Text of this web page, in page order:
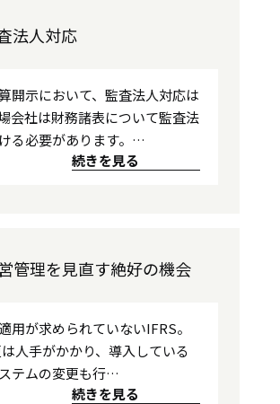
法人対応
開示において、監査法人対応は
会社は財務諸表について監査法
る必要があります。…
続きを見る
管理を見直す絶好の機会
用が求められていないIFRS。
人手がかかり、導入している
テムの変更も行…
続きを見る